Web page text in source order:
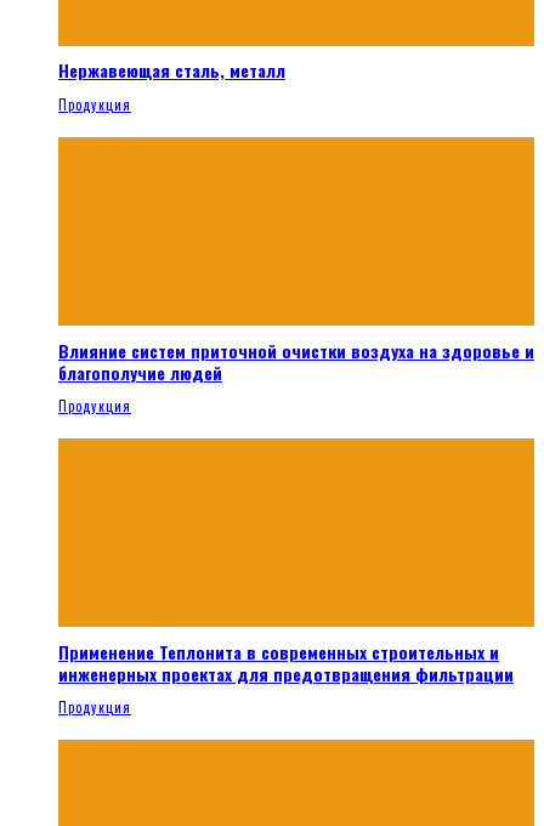
Нержавеющая сталь, металл
Продукция
Влияние систем приточной очистки воздуха на здоровье и
благополучие людей
Продукция
Применение Теплонита в современных строительных и
инженерных проектах для предотвращения фильтрации
Продукция